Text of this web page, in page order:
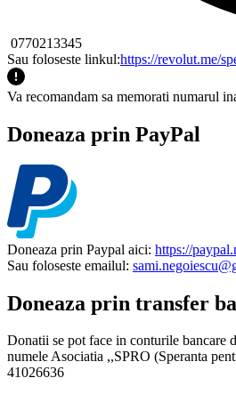
0770213345
Sau foloseste linkul:https://revolut.me/
Va recomandam sa memorati numarul
Doneaza prin PayPal
Doneaza prin Paypal aici: https://
Sau foloseste emailul:
Doneaza prin transfer
Donatii se pot face in conturile bancare
numele Asociatia ,,SPRO (Speranta
41026636